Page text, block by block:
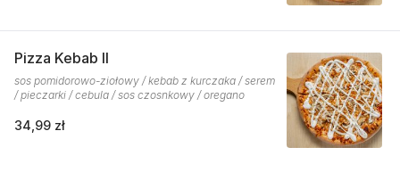
Pizza Kebab II
sos pomidorowo-ziołowy / kebab z kurczaka / serem
/ pieczarki / cebula / sos czosnkowy / oregano
34,99 zł